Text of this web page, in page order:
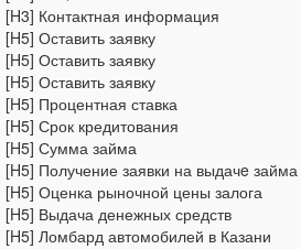
[H3] Контактная информация
[H5] Оставить заявку
[H5] Оставить заявку
[H5] Оставить заявку
[H5] Процентная ставка
[H5] Срок кредитования
[H5] Сумма займа
[H5] Получение заявки на выдачe займа
[H5] Оценка рыночной цены залога
[H5] Выдача денежных средств
[H5] Ломбард автомобилей в Казани